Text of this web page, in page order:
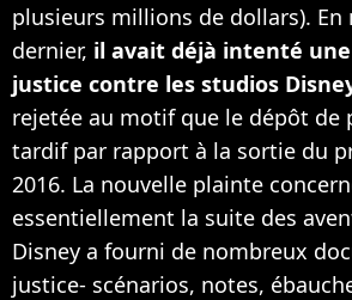
plusieurs millions de dollars). En
dernier, il avait déjà intenté
justice contre les studios
rejetée au motif que le dépôt
tardif par rapport à la sortie du
2016. La nouvelle plainte
essentiellement la suite des
Disney a fourni de nombreux
justice- scénarios, notes,